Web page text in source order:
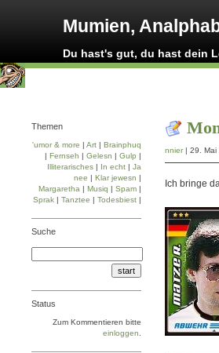
Mumien,
Du hast's gut, du hast dein
nnier| 29. Mai
Ich bringe
Themen
'umor & more | Art | Brainphuq
| Fernseh | Gelesn | Gulp |
Illiterarisches | In echt | Ja
nee | Klar jewesn |
Margaretha | Musiq | Spam |
Sprak | Tanztee | Todesbiest |
Suche
Status
Zum Kommentieren bitte
einloggen